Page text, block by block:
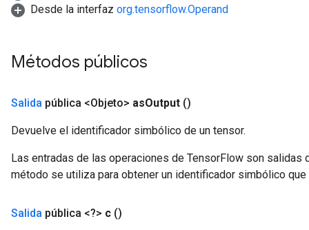
Desde la interfaz org.tensorflow.Operand
Métodos públicos
Salida pública <Objeto> asOutput ()
Devuelve el identificador simbólico de un tensor.
Las entradas de las operaciones de TensorFlow son salidas
método se utiliza para obtener un identificador simbólico
Salida pública <?> c ()